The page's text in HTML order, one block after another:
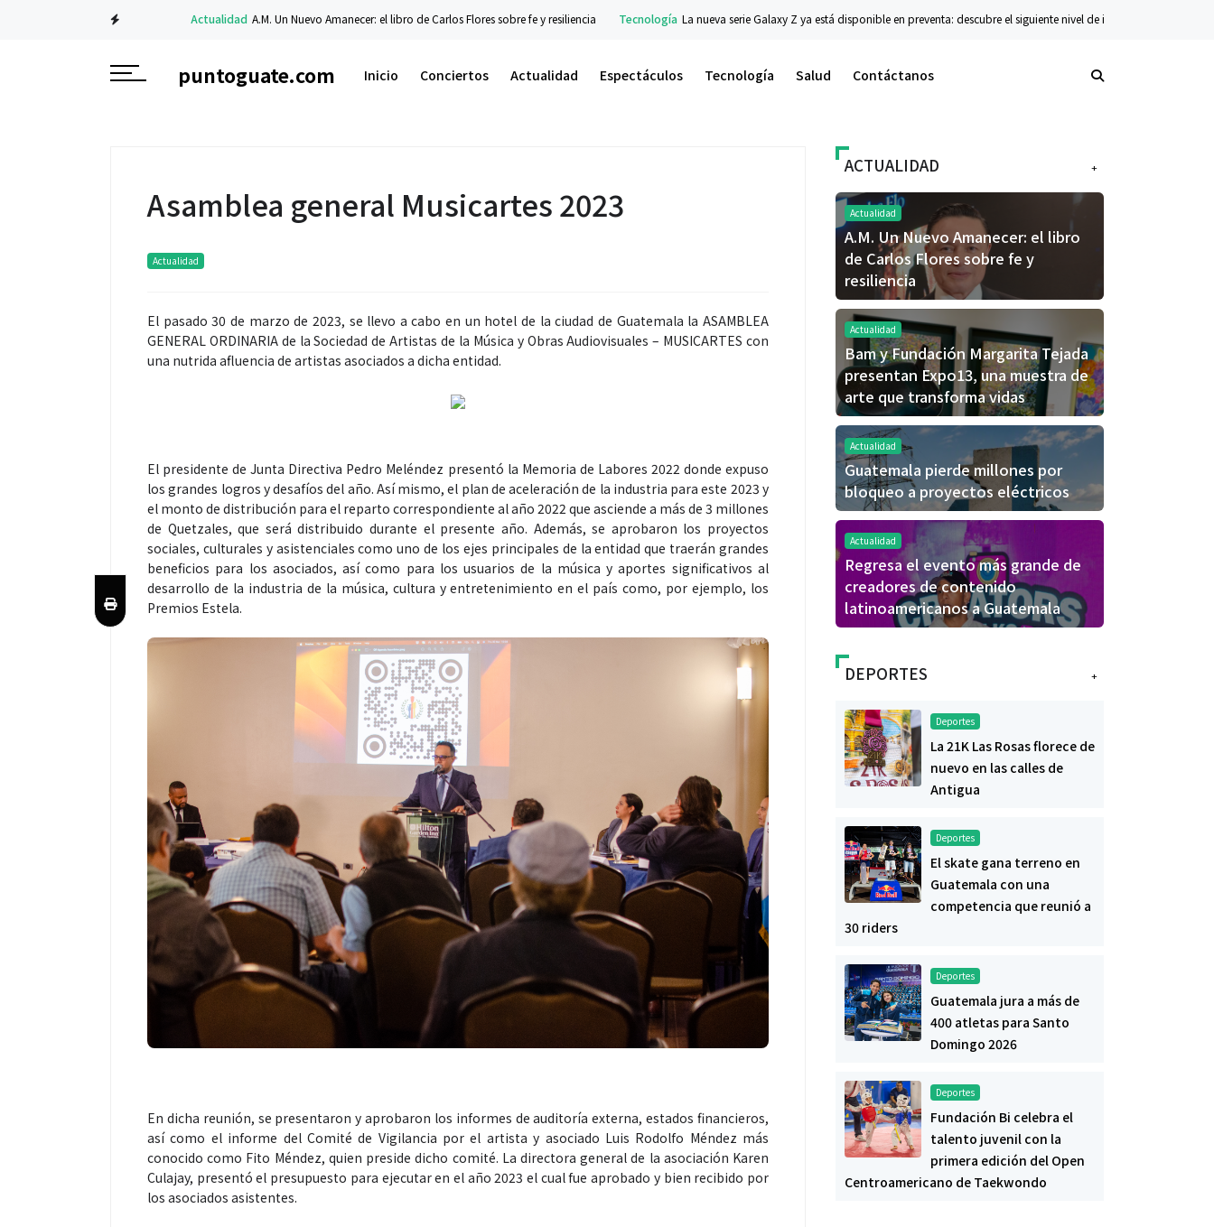
Actualidad A.M. Un Nuevo Amanecer: el libro de Carlos Flores sobre fe y resiliencia Tecnología La nueva serie Galaxy Z ya está disponible en preventa: descubre el siguiente nivel de innovación plegable
puntoguate.com Inicio Conciertos Actualidad Espectáculos Tecnología Salud Contáctanos
Asamblea general Musicartes 2023
Actualidad
El pasado 30 de marzo de 2023, se llevo a cabo en un hotel de la ciudad de Guatemala la ASAMBLEA
GENERAL ORDINARIA de la Sociedad de Artistas de la Música y Obras Audiovisuales – MUSICARTES con
una nutrida afluencia de artistas asociados a dicha entidad.
El presidente de Junta Directiva Pedro Meléndez presentó la Memoria de Labores 2022 donde expuso
los grandes logros y desafíos del año. Así mismo, el plan de aceleración de la industria para este 2023 y
el monto de distribución para el reparto correspondiente al año 2022 que asciende a más de 3 millones
de Quetzales, que será distribuido durante el presente año. Además, se aprobaron los proyectos
sociales, culturales y asistenciales como uno de los ejes principales de la entidad que traerán grandes
beneficios para los asociados, así como para los usuarios de la música y aportes significativos al
desarrollo de la industria de la música, cultura y entretenimiento en el país como, por ejemplo, los
Premios Estela.
En dicha reunión, se presentaron y aprobaron los informes de auditoría externa, estados financieros,
así como el informe del Comité de Vigilancia por el artista y asociado Luis Rodolfo Méndez más
conocido como Fito Méndez, quien preside dicho comité. La directora general de la asociación Karen
Culajay, presentó el presupuesto para ejecutar en el año 2023 el cual fue aprobado y bien recibido por
los asociados asistentes.
+
ACTUALIDAD
Actualidad
A.M. Un Nuevo Amanecer: el libro
de Carlos Flores sobre fe y
resiliencia
Actualidad
Bam y Fundación Margarita Tejada
presentan Expo13, una muestra de
arte que transforma vidas
Actualidad
Guatemala pierde millones por
bloqueo a proyectos eléctricos
Actualidad
Regresa el evento más grande de
creadores de contenido
latinoamericanos a Guatemala
+
DEPORTES
Deportes
La 21K Las Rosas florece de
nuevo en las calles de
Antigua
Deportes
El skate gana terreno en
Guatemala con una
competencia que reunió a
30 riders
Deportes
Guatemala jura a más de
400 atletas para Santo
Domingo 2026
Deportes
Fundación Bi celebra el
talento juvenil con la
primera edición del Open
Centroamericano de Taekwondo